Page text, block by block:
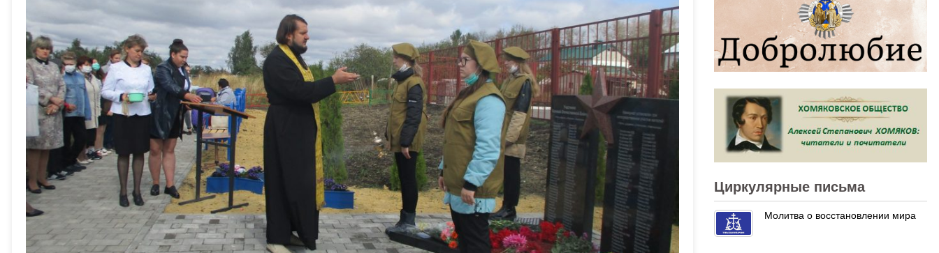
Циркулярные письма
Молитва о восстановлении мира